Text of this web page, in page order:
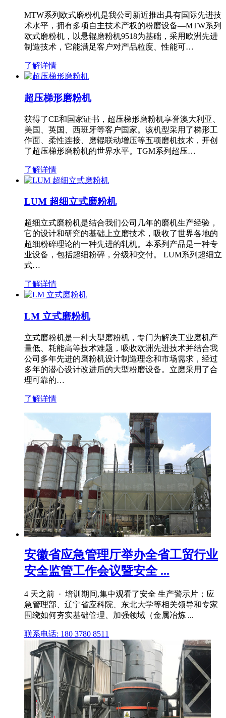
MTW系列欧式磨粉机是我公司新近推出具有国际先进技
术水平，拥有多项自主技术产权的粉磨设备—MTW系列
欧式磨粉机，以悬辊磨粉机9518为基础，采用欧洲先进
制造技术，它能满足客户对产品粒度、性能可…
了解详情
超压梯形磨粉机
获得了CE和国家证书，超压梯形磨粉机享誉澳大利亚、
美国、英国、西班牙等客户国家。该机型采用了梯形工
作面、柔性连接、磨辊联动增压等五项磨机技术，开创
了超压梯形磨粉机的世界水平。TGM系列超压…
了解详情
LUM 超细立式磨粉机
超细立式磨粉机是结合我们公司几年的磨机生产经验，
它的设计和研究的基础上立磨技术，吸收了世界各地的
超细粉碎理论的一种先进的轧机。本系列产品是一种专
业设备，包括超细粉碎，分级和交付。 LUM系列超细立
式…
了解详情
LM 立式磨粉机
立式磨粉机是一种大型磨粉机，专门为解决工业磨机产
量低、耗能高等技术难题，吸收欧洲先进技术并结合我
公司多年先进的磨粉机设计制造理念和市场需求，经过
多年的潜心设计改进后的大型粉磨设备。立磨采用了合
理可靠的…
了解详情
安徽省应急管理厅举办全省工贸行业
安全监管工作会议暨安全 ...
4 天之前 · 培训期间,集中观看了安全 生产警示片；应
急管理部、辽宁省应科院、东北大学等相关领导和专家
围绕如何夯实基础管理、加强领域（金属冶炼 ...
联系电话: 180 3780 8511